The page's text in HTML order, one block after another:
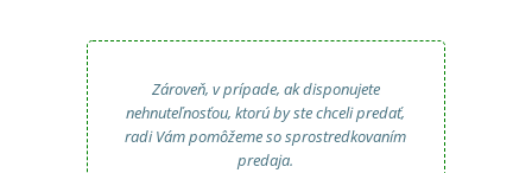
Zároveň, v prípade, ak disponujete
nehnuteľnosťou, ktorú by ste chceli predať,
radi Vám pomôžeme so sprostredkovaním
predaja.